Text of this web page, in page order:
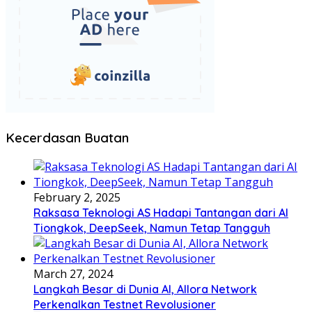
Kecerdasan Buatan
February 2, 2025
Raksasa Teknologi AS Hadapi Tantangan dari AI
Tiongkok, DeepSeek, Namun Tetap Tangguh
March 27, 2024
Langkah Besar di Dunia AI, Allora Network
Perkenalkan Testnet Revolusioner